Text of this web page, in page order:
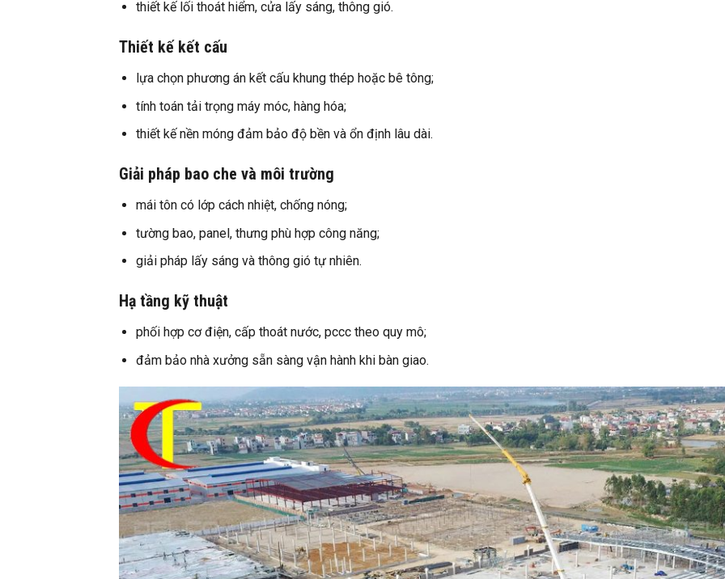
thiết kế lối thoát hiểm, cửa lấy sáng, thông gió.
Thiết kế kết cấu
lựa chọn phương án kết cấu khung thép hoặc bê tông;
tính toán tải trọng máy móc, hàng hóa;
thiết kế nền móng đảm bảo độ bền và ổn định lâu dài.
Giải pháp bao che và môi trường
mái tôn có lớp cách nhiệt, chống nóng;
tường bao, panel, thưng phù hợp công năng;
giải pháp lấy sáng và thông gió tự nhiên.
Hạ tầng kỹ thuật
phối hợp cơ điện, cấp thoát nước, pccc theo quy mô;
đảm bảo nhà xưởng sẵn sàng vận hành khi bàn giao.